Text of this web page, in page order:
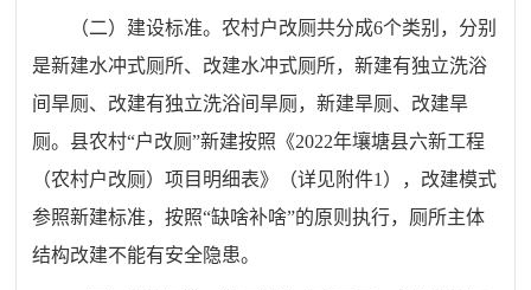
（二）建设标准。农村户改厕共分成6个类别，分别
是新建水冲式厕所、改建水冲式厕所，新建有独立洗浴
间旱厕、改建有独立洗浴间旱厕，新建旱厕、改建旱
厕。县农村“户改厕”新建按照《2022年壤塘县六新工程
（农村户改厕）项目明细表》（详见附件1），改建模式
参照新建标准，按照“缺啥补啥”的原则执行，厕所主体
结构改建不能有安全隐患。